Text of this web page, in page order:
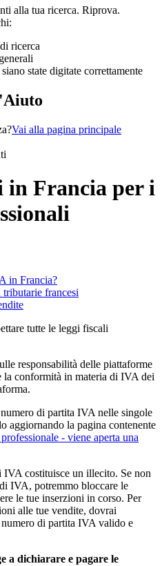
alla tua ricerca. Riprova.
ricerca
state digitate correttamente
Vai alla pagina principale
in Francia per i
in Francia?
francesi
tutte le leggi fiscali
responsabilità delle piattaforme
la conformità in materia di IVA dei
di partita IVA nelle singole
aggiornando la pagina contenente
- viene aperta una
costituisce un illecito. Se non
IVA, potremmo bloccare le
le tue inserzioni in corso. Per
alle tue vendite, dovrai
di partita IVA valido e
a dichiarare e pagare le